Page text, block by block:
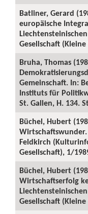
Batliner, Gerard
europäische
Gesellschaft
Bruha, Thomas
Gemeinschaft. In:
Instituts für
St. Gallen, H. 134.
Büchel, Hubert
Feldkirch
Gesellschaft), 1/
Büchel, Hubert
Wirtschaftserfolg
Gesellschaft